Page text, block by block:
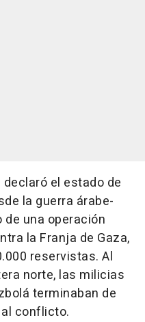
el estado de
la guerra árabe-
una operación
la Franja de Gaza,
reservistas. Al
norte, las milicias
terminaban de
conflicto.